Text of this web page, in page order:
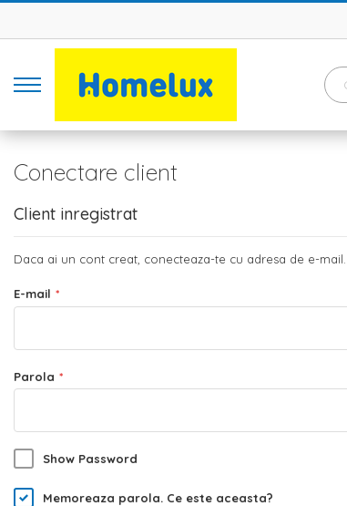
Conectare client
Client inregistrat
Daca ai un cont creat, conecteaza-te cu adresa de e-mail.
E-mail
Parola
Show Password
Memoreaza parola. Ce este aceasta?